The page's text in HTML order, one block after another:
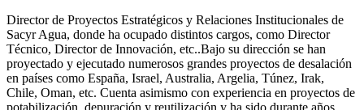
Director de Proyectos Estratégicos y Relaciones Institucionales de
Sacyr Agua, donde ha ocupado distintos cargos, como Director
Técnico, Director de Innovación, etc..Bajo su dirección se han
proyectado y ejecutado numerosos grandes proyectos de desalación
en países como España, Israel, Australia, Argelia, Túnez, Irak,
Chile, Oman, etc. Cuenta asimismo con experiencia en proyectos de
potabilización, depuración y reutilización y ha sido durante años